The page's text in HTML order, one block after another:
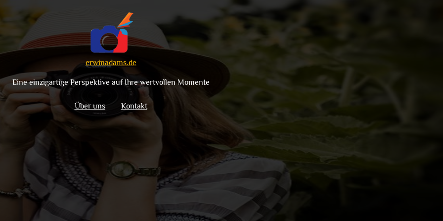
erwinadams.de
Eine einzigartige Perspektive auf Ihre wertvollen Momente
Über uns Kontakt